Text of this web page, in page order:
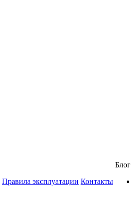
Правила эксплуатации Контакты
Блог